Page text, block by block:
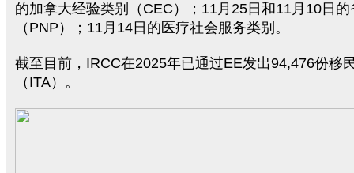
的加拿大经验类别（CEC）；11月25日和11月10日
（PNP）；11月14日的医疗社会服务类别。
截至目前，IRCC在2025年已通过EE发出94,476份移
（ITA）。